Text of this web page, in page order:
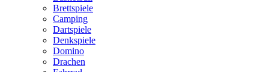
Brettspiele
Camping
Dartspiele
Denkspiele
Domino
Drachen